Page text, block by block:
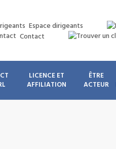
Espace dirigeants
Contact
LICENCE ET
AFFILIATION
ÊTRE
ACTEUR